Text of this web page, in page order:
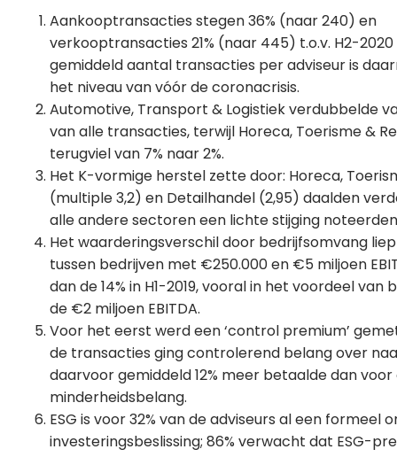
Aankooptransacties stegen 36% (naar 240) en
verkooptransacties 21% (naar 445) t.o.v. H2-
gemiddeld aantal transacties per adviseur is
het niveau van vóór de coronacrisis.
Automotive, Transport & Logistiek verdubbelde
van alle transacties, terwijl Horeca, Toerisme &
terugviel van 7% naar 2%.
Het K-vormige herstel zette door: Horeca,
(multiple 3,2) en Detailhandel (2,95) daalden
alle andere sectoren een lichte stijging
Het waarderingsverschil door bedrijfsomvang liep
tussen bedrijven met €250.000 en €5 miljoen
dan de 14% in H1-2019, vooral in het voordeel van
de €2 miljoen EBITDA.
Voor het eerst werd een ‘control premium’
de transacties ging controlerend belang over
daarvoor gemiddeld 12% meer betaalde dan voor
minderheidsbelang.
ESG is voor 32% van de adviseurs al een formeel
investeringsbeslissing; 86% verwacht dat ESG-